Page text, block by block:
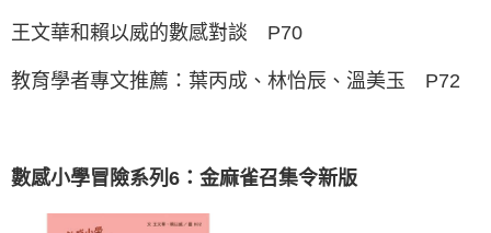
王文華和賴以威的數感對談 P70
教育學者專文推薦：葉丙成、林怡辰、溫美玉 P72
數感小學冒險系列6：金麻雀召集令新版